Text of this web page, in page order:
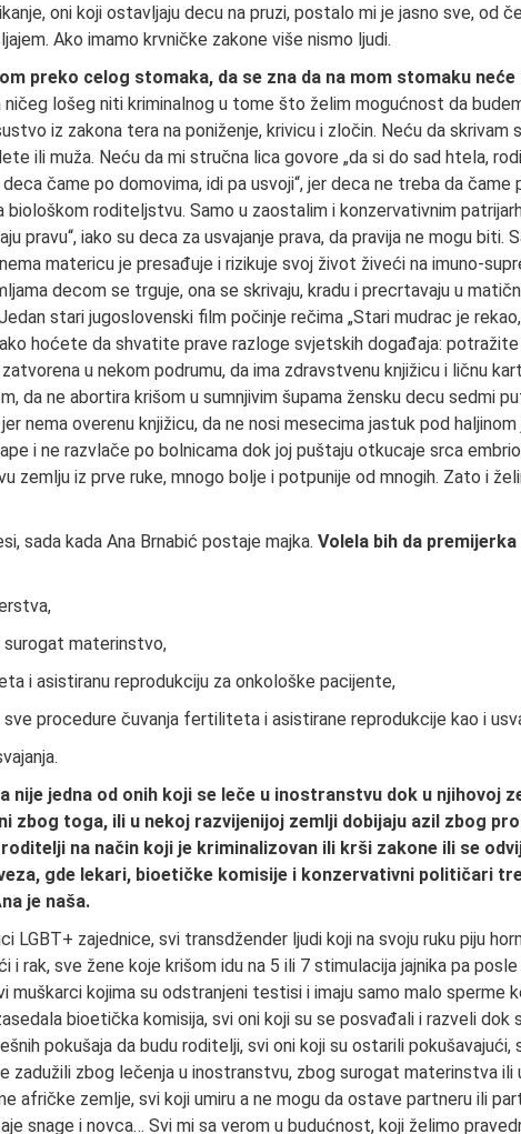
oni koji ostavljaju decu na pruzi, postalo mi je jasno sve, od
Ako imamo krvničke zakone više nismo ljudi.
preko celog stomaka, da se zna da na mom stomaku
ničeg lošeg niti kriminalnog u tome što želim mogućnost da
iz zakona tera na poniženje, krivicu i zločin. Neću da skrivam
ili muža. Neću da mi stručna lica govore „da si do sad htela,
čame po domovima, idi pa usvoji“, jer deca ne treba da čame
biološkom roditeljstvu. Samo u zaostalim i konzervativnim
pravu“, iako su deca za usvajanje prava, da pravija ne mogu biti.
matericu je presađuje i rizikuje svoj život živeći na imuno-
decom se trguje, ona se skrivaju, kradu i precrtavaju u
stari jugoslovenski film počinje rečima „Stari mudrac je
hoćete da shvatite prave razloge svjetskih događaja: potražite
u nekom podrumu, da ima zdravstvenu knjižicu i ličnu
da ne abortira krišom u sumnjivim šupama žensku decu sedmi
nema overenu knjižicu, da ne nosi mesecima jastuk pod
i ne razvlače po bolnicama dok joj puštaju otkucaje srca
zemlju iz prve ruke, mnogo bolje i potpunije od mnogih. Zato i
sada kada Ana Brnabić postaje majka. Volela bih da
surogat materinstvo,
i asistiranu reprodukciju za onkološke pacijente,
procedure čuvanja fertiliteta i asistirane reprodukcije kao i
nije jedna od onih koji se leče u inostranstvu dok u njihovoj
zbog toga, ili u nekoj razvijenijoj zemlji dobijaju azil zbog
na način koji je kriminalizovan ili krši zakone ili se
gde lekari, bioetičke komisije i konzervativni političari
je naša.
LGBT+ zajednice, svi transdžender ljudi koji na svoju ruku piju
i rak, sve žene koje krišom idu na 5 ili 7 stimulacija jajnika pa
muškarci kojima su odstranjeni testisi i imaju samo malo sperme
bioetička komisija, svi oni koji su se posvađali i razveli dok
pokušaja da budu roditelji, svi oni koji su ostarili pokušavajući,
zadužili zbog lečenja u inostranstvu, zbog surogat materinstva ili
afričke zemlje, svi koji umiru a ne mogu da ostave partneru ili
snage i novca… Svi mi sa verom u budućnost, koji želimo